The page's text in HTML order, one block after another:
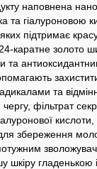
наповнена
та гіалуроновою
підтримає красу
каратне золото
та
та
фільтрат
кислоти,
збереження
шкіру гладенькою